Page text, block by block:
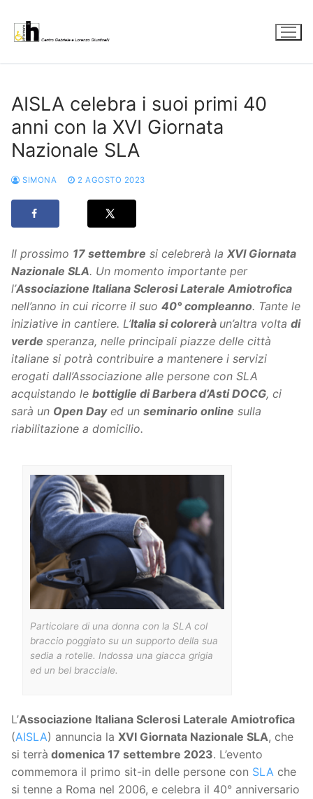
contenuto
AISLA celebra i suoi primi 40
anni con la XVI Giornata
Nazionale SLA
SIMONA 2 AGOSTO 2023
Il prossimo 17 settembre si celebrerà la XVI Giornata
Nazionale SLA. Un momento importante per
l’Associazione Italiana Sclerosi Laterale Amiotrofica
nell’anno in cui ricorre il suo 40° compleanno. Tante le
iniziative in cantiere. L’Italia si colorerà un’altra volta di
verde speranza, nelle principali piazze delle città
italiane si potrà contribuire a mantenere i servizi
erogati dall’Associazione alle persone con SLA
acquistando le bottiglie di Barbera d’Asti DOCG, ci
sarà un Open Dayed un seminario online sulla
riabilitazione a domicilio.
Particolare di una donna con la SLA col
braccio poggiato su un supporto della sua
sedia a rotelle. Indossa una giacca grigia
ed un bel bracciale.
L’Associazione Italiana Sclerosi Laterale Amiotrofica
(AISLA) annuncia la XVI Giornata Nazionale SLA, che
si terrà domenica 17 settembre 2023. L’evento
commemora il primo sit-in delle persone con SLA che
si tenne a Roma nel 2006, e celebra il 40° anniversario